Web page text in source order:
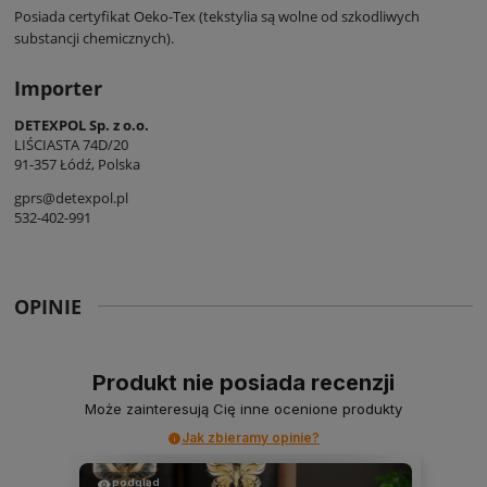
Posiada certyfikat Oeko-Tex (tekstylia są wolne od szkodliwych
substancji chemicznych).
Importer
DETEXPOL Sp. z o.o.
LIŚCIASTA 74D/20
91-357 Łódź, Polska
gprs@detexpol.pl
532-402-991
OPINIE
Produkt nie posiada recenzji
Może zainteresują Cię inne ocenione produkty
Jak zbieramy opinie?
podgląd